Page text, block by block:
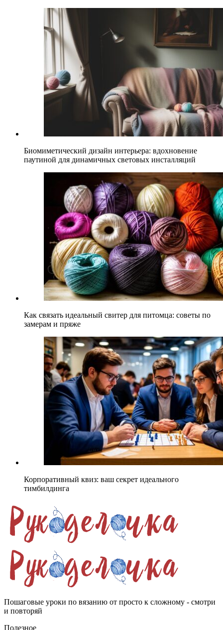
Биомиметический дизайн интерьера: вдохновение
паутиной для динамичных световых инсталляций
Как связать идеальный свитер для питомца: советы по
замерам и пряже
Корпоративный квиз: ваш секрет идеального
тимбилдинга
Пошаговые уроки по вязанию от просто к сложному - смотри
и повторяй
Полезное